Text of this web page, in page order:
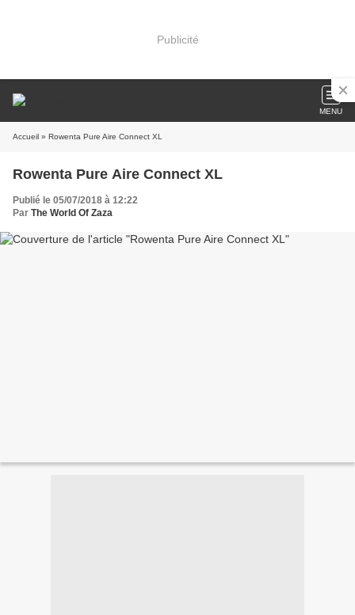
Publicité
MENU
Accueil » Rowenta Pure Aire Connect XL
Rowenta Pure Aire Connect XL
Publié le 05/07/2018 à 12:22
Par The World Of Zaza